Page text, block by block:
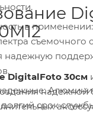
в
съемочного
надежную
долгий срок
DigitalFoto 30см